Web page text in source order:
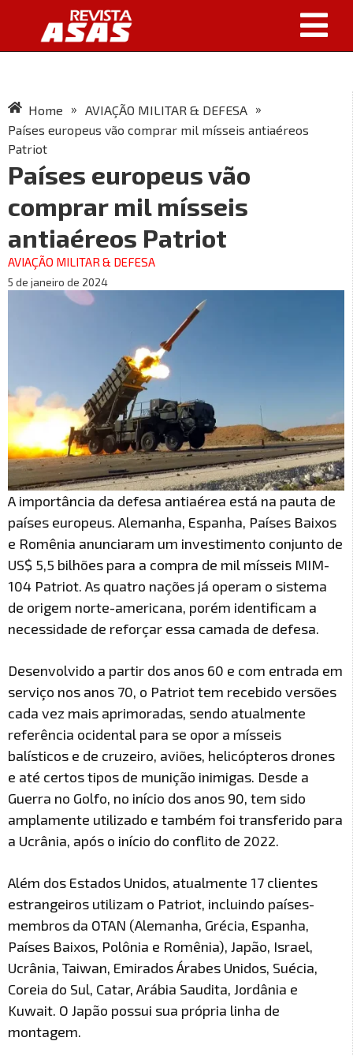
Home » AVIAÇÃO MILITAR & DEFESA »
Países europeus vão comprar mil mísseis antiaéreos
Patriot
Países europeus vão
comprar mil mísseis
antiaéreos Patriot
AVIAÇÃO MILITAR & DEFESA
5 de janeiro de 2024
A importância da defesa antiaérea está na pauta de
países europeus. Alemanha, Espanha, Países Baixos
e Romênia anunciaram um investimento conjunto de
US$ 5,5 bilhões para a compra de mil mísseis MIM-
104 Patriot. As quatro nações já operam o sistema
de origem norte-americana, porém identificam a
necessidade de reforçar essa camada de defesa.
Desenvolvido a partir dos anos 60 e com entrada em
serviço nos anos 70, o Patriot tem recebido versões
cada vez mais aprimoradas, sendo atualmente
referência ocidental para se opor a mísseis
balísticos e de cruzeiro, aviões, helicópteros drones
e até certos tipos de munição inimigas. Desde a
Guerra no Golfo, no início dos anos 90, tem sido
amplamente utilizado e também foi transferido para
a Ucrânia, após o início do conflito de 2022.
Além dos Estados Unidos, atualmente 17 clientes
estrangeiros utilizam o Patriot, incluindo países-
membros da OTAN (Alemanha, Grécia, Espanha,
Países Baixos, Polônia e Romênia), Japão, Israel,
Ucrânia, Taiwan, Emirados Árabes Unidos, Suécia,
Coreia do Sul, Catar, Arábia Saudita, Jordânia e
Kuwait. O Japão possui sua própria linha de
montagem.